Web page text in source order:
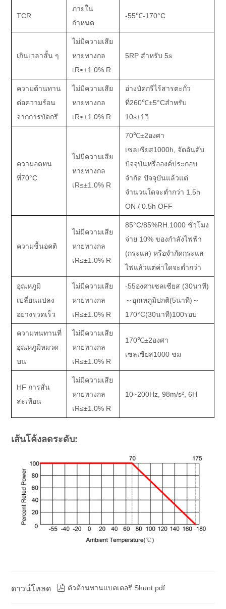
TCR
ภายใน
กำหนด
-55℃-170°C
เกินเวลาสั้น ๆ
ไม่มีความเสีย
หายทางกล
เR≤±1.0% R
5RP สำหรับ 5s
ความต้านทาน
ต่อความร้อน
จากการบัดกรี
ไม่มีความเสีย
หายทางกล
เR≤±1.0% R
อ่างบัดกรีไร้สารตะกั่ว
ที่260℃±5°Cสำหรับ
10s±1วิ
ความอดทน
ที่70°C
ไม่มีความเสีย
หายทางกล
เR≤±1.0% R
70℃±2องศา
เซลเซียส1000h, จัดอันดับ
ปัจจุบันหรือองค์ประกอบ
จำกัด ปัจจุบันแล้วแต่
จำนวนใดจะต่ำกว่า 1.5h
ON / 0.5h OFF
ความชื้นอคติ
ไม่มีความเสีย
หายทางกล
เR≤±1.0% R
85°C/85%RH.1000 ชั่วโมง
จ่าย 10% ของกำลังไฟฟ้า
(กระแส) หรือจำกัดกระแส
ไฟแล้วแต่ค่าใดจะต่ำกว่า
อุณหภูมิ
เปลี่ยนแปลง
อย่างรวดเร็ว
ไม่มีความเสีย
หายทางกล
เR≤±1.0% R
-55องศาเซลเซียส (30นาที)
～ อุณหภูมิปกติ(5นาที)～
170°C(30นาที)100รอบ
ความทนทานที่
อุณหภูมิหมวด
บน
ไม่มีความเสีย
หายทางกล
เR≤±1.0% R
170℃±2องศา
เซลเซียส1000 ชม
HF การสั่น
สะเทือน
ไม่มีความเสีย
หายทางกล
เR≤±1.0% R
10~200Hz, 98m/s² , 6H
เส้นโค้งลดระดับ:
ดาวน์โหลด  ตัวต้านทานแบตเตอรี Shunt.pdf